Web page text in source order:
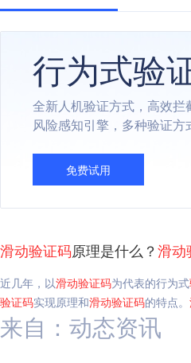
行为式验
全新人机验证方式，高效
风险感知引擎，多种验证方
免费试用
滑动验证码原理是什么？滑动
近几年，以滑动验证码为代表的行为式
验证码实现原理和滑动验证码的特点。
来自：动态资讯